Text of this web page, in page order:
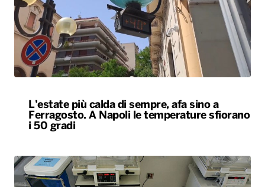
L’estate più calda di sempre, afa sino a
Ferragosto. A Napoli le temperature sfiorano
i 50 gradi